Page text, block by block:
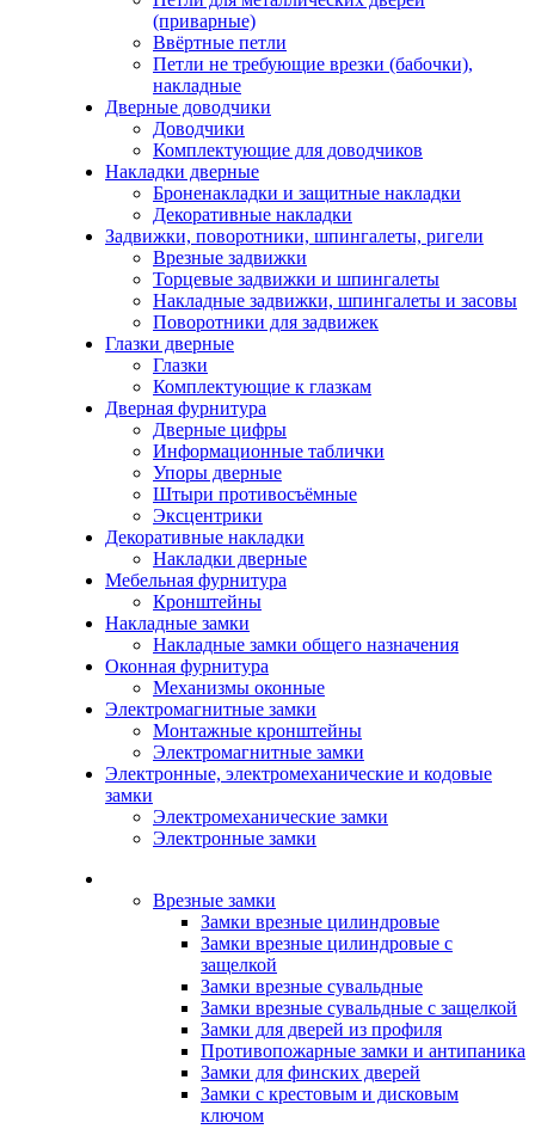
(приварные)
Ввёртные петли
Петли не требующие врезки (бабочки),
накладные
Дверные доводчики
Доводчики
Комплектующие для доводчиков
Накладки дверные
Броненакладки и защитные накладки
Декоративные накладки
Задвижки, поворотники, шпингалеты, ригели
Врезные задвижки
Торцевые задвижки и шпингалеты
Накладные задвижки, шпингалеты и засовы
Поворотники для задвижек
Глазки дверные
Глазки
Комплектующие к глазкам
Дверная фурнитура
Дверные цифры
Информационные таблички
Упоры дверные
Штыри противосъёмные
Эксцентрики
Декоративные накладки
Накладки дверные
Мебельная фурнитура
Кронштейны
Накладные замки
Накладные замки общего назначения
Оконная фурнитура
Механизмы оконные
Электромагнитные замки
Монтажные кронштейны
Электромагнитные замки
Электронные, электромеханические и кодовые
замки
Электромеханические замки
Электронные замки
Врезные замки
Замки врезные цилиндровые
Замки врезные цилиндровые с
защелкой
Замки врезные сувальдные
Замки врезные сувальдные с защелкой
Замки для дверей из профиля
Противопожарные замки и антипаника
Замки для финских дверей
Замки с крестовым и дисковым
ключом